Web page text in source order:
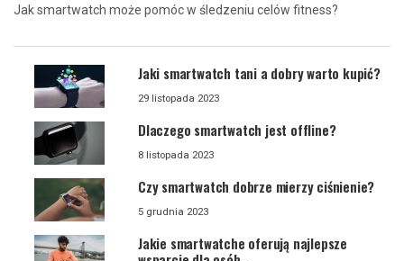
Jak smartwatch może pomóc w śledzeniu celów fitness?
Jaki smartwatch tani a dobry warto kupić?
29 listopada 2023
Dlaczego smartwatch jest offline?
8 listopada 2023
Czy smartwatch dobrze mierzy ciśnienie?
5 grudnia 2023
Jakie smartwatche oferują najlepsze